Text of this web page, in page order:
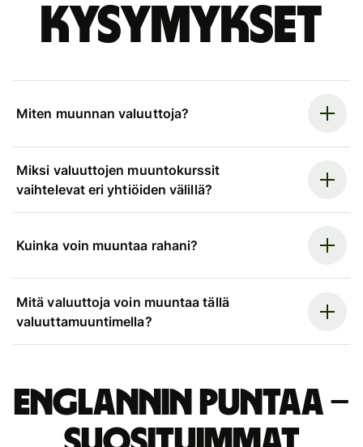
kysymykset
Miten muunnan valuuttoja?
Miksi valuuttojen muuntokurssit
vaihtelevat eri yhtiöiden välillä?
Kuinka voin muuntaa rahani?
Mitä valuuttoja voin muuntaa tällä
valuuttamuuntimella?
Englannin puntaa –